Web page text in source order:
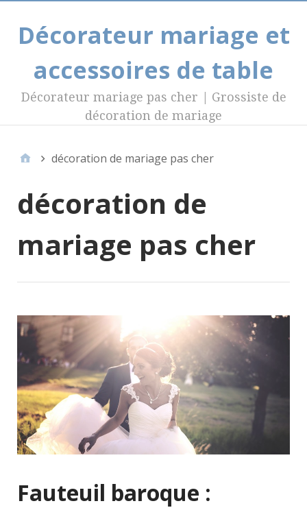
Décorateur mariage et
accessoires de table
Décorateur mariage pas cher | Grossiste de
décoration de mariage
décoration de mariage pas cher
décoration de
mariage pas cher
Fauteuil baroque :